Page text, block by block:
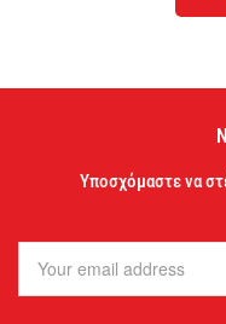
Υποσχόμαστε να